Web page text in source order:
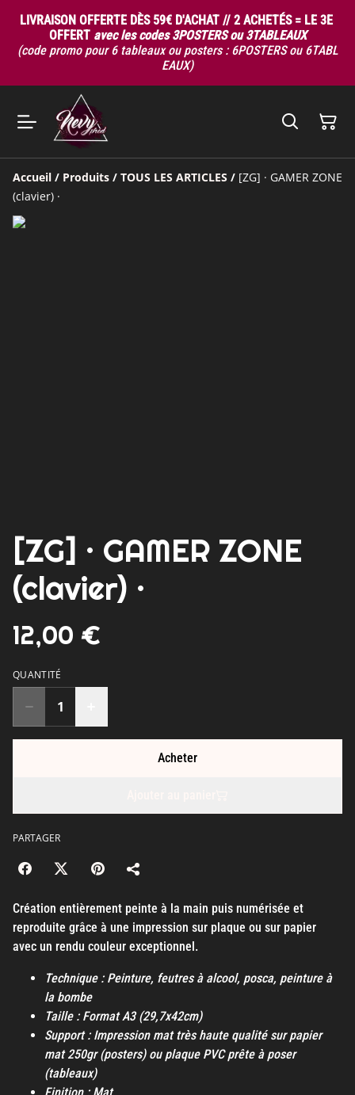
LIVRAISON OFFERTE DÈS 59€ D'ACHAT // 2 ACHETÉS = LE 3E
OFFERT avec les codes 3POSTERS ou 3TABLEAUX
(code promo pour 6 tableaux ou posters : 6POSTERS ou 6TABL
EAUX)
Accueil / Produits / TOUS LES ARTICLES / [ZG] · GAMER ZONE
(clavier) ·
[ZG] · GAMER ZONE
(clavier) ·
12,00 €
QUANTITÉ
Acheter
PARTAGER
Création entièrement peinte à la main puis numérisée et
reproduite grâce à une impression sur plaque ou sur papier
avec un rendu couleur exceptionnel.
Technique : Peinture, feutres à alcool, posca, peinture à
la bombe
Taille : Format A3 (29,7x42cm)
Support : Impression mat très haute qualité sur papier
mat 250gr (posters) ou plaque PVC prête à poser
(tableaux)